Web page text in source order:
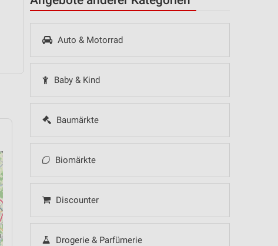
Auto & Motorrad
Baby & Kind
Baumärkte
Biomärkte
Discounter
Drogerie & Parfümerie